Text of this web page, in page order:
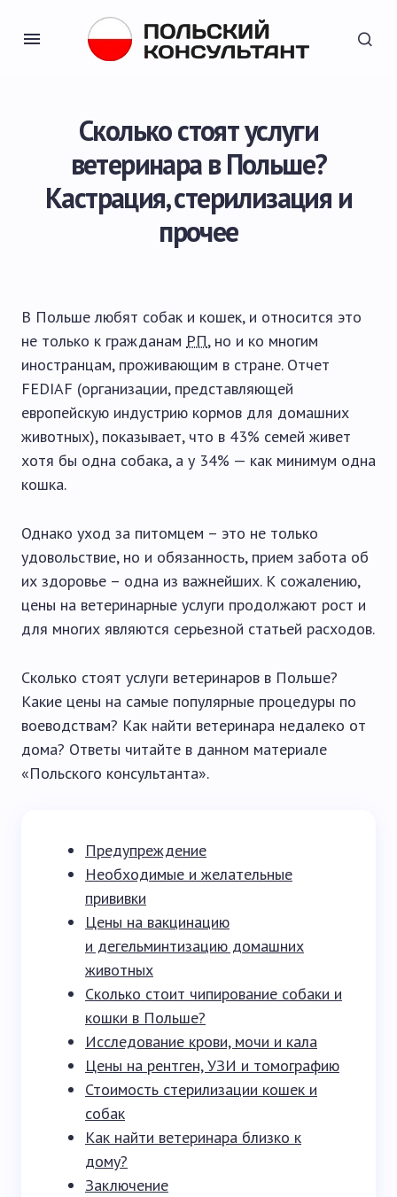
Сколько стоят услуги
ветеринара в Польше?
Кастрация, стерилизация и
прочее
В Польше любят собак и кошек, и относится это
не только к гражданам РП, но и ко многим
иностранцам, проживающим в стране. Отчет
FEDIAF (организации, представляющей
европейскую индустрию кормов для домашних
животных), показывает, что в 43% семей живет
хотя бы одна собака, а у 34% — как минимум одна
кошка.
Однако уход за питомцем – это не только
удовольствие, но и обязанность, прием забота об
их здоровье – одна из важнейших. К сожалению,
цены на ветеринарные услуги продолжают рост и
для многих являются серьезной статьей расходов.
Сколько стоят услуги ветеринаров в Польше?
Какие цены на самые популярные процедуры по
воеводствам? Как найти ветеринара недалеко от
дома? Ответы читайте в данном материале
«Польского консультанта».
Предупреждение
Необходимые и желательные
прививки
Цены на вакцинацию
и дегельминтизацию домашних
животных
Сколько стоит чипирование собаки и
кошки в Польше?
Исследование крови, мочи и кала
Цены на рентген, УЗИ и томографию
Стоимость стерилизации кошек и
собак
Как найти ветеринара близко к
дому?
Заключение